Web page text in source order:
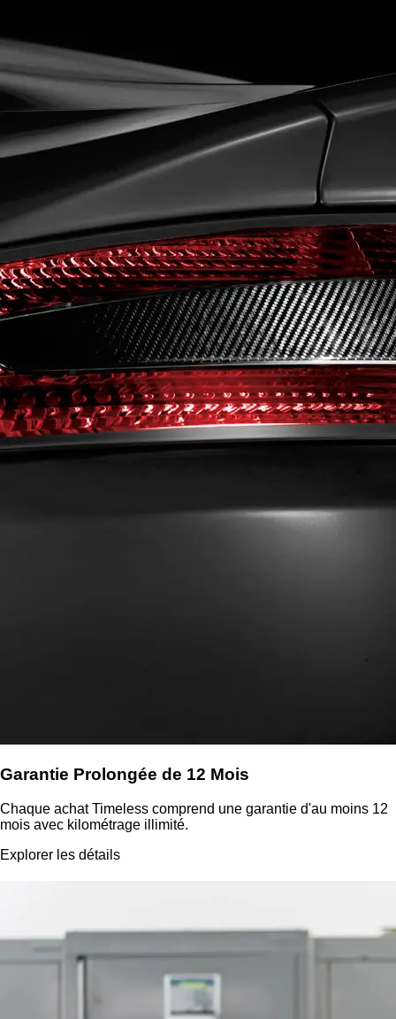
Garantie Prolongée de 12 Mois
Chaque achat Timeless comprend une garantie d'au moins 12
mois avec kilométrage illimité.
Explorer les détails